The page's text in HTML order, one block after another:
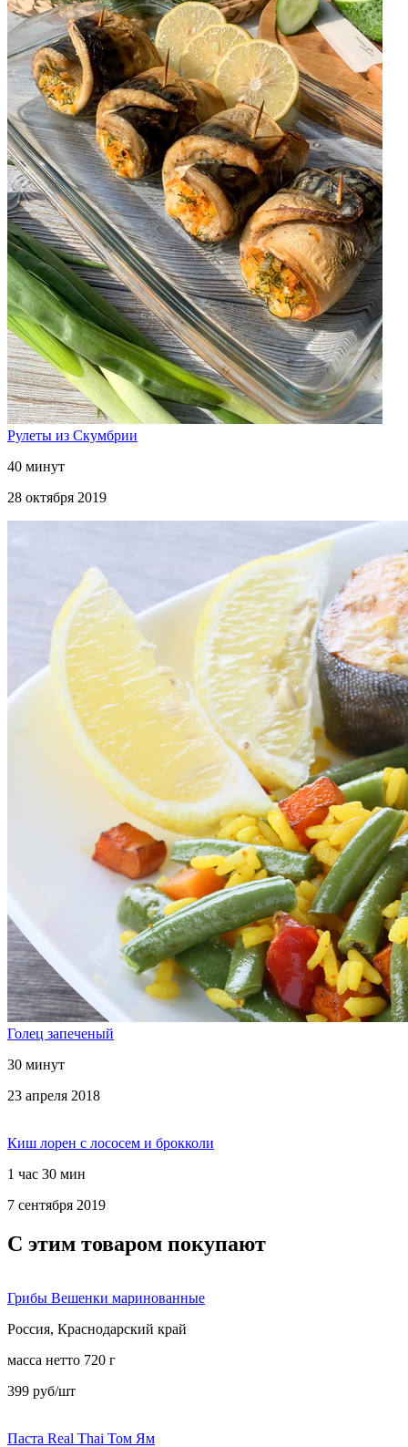
Рулеты из Скумбрии
40 минут
28 октября 2019
Голец запеченый
30 минут
23 апреля 2018
Киш лорен с лососем и брокколи
1 час 30 мин
7 сентября 2019
С этим товаром покупают
Грибы Вешенки маринованные
Россия, Краснодарский край
масса нетто 720 г
399 руб/шт
Паста Real Thai Том Ям